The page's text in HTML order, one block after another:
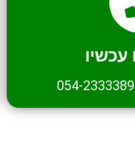
054-2333389